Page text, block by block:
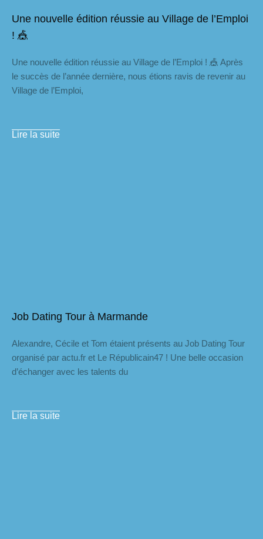
Une nouvelle édition réussie au Village de l’Emploi
! 🎪
Une nouvelle édition réussie au Village de l’Emploi ! 🎪 Après
le succès de l’année dernière, nous étions ravis de revenir au
Village de l’Emploi,
Lire la suite
Job Dating Tour à Marmande
Alexandre, Cécile et Tom étaient présents au Job Dating Tour
organisé par actu.fr et Le Républicain47 ! Une belle occasion
d’échanger avec les talents du
Lire la suite